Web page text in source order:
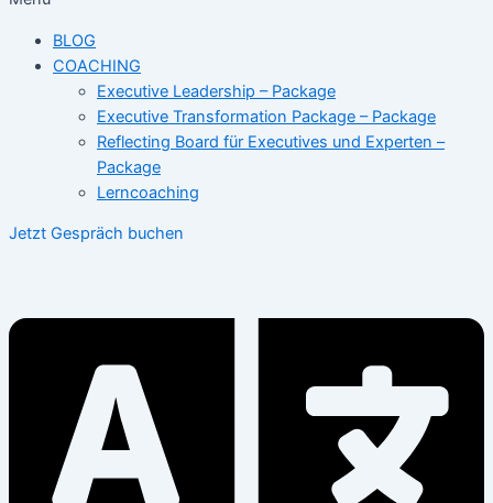
BLOG
COACHING
Executive Leadership – Package
Executive Transformation Package – Package
Reflecting Board für Executives und Experten –
Package
Lerncoaching
Jetzt Gespräch buchen